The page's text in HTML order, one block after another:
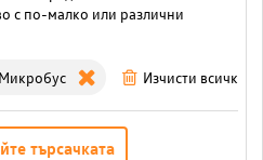
с по-малко или различни
Изчисти всички
търсачката